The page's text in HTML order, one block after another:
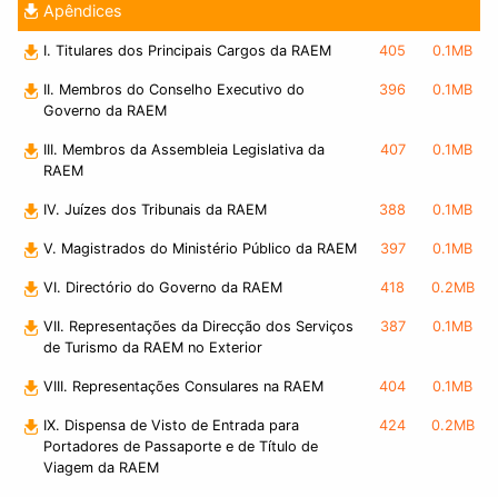
Apêndices
I. Titulares dos Principais Cargos da RAEM 405 0.1MB
II. Membros do Conselho Executivo do
Governo da RAEM
396 0.1MB
III. Membros da Assembleia Legislativa da
RAEM
407 0.1MB
IV. Juízes dos Tribunais da RAEM 388 0.1MB
V. Magistrados do Ministério Público da RAEM 397 0.1MB
VI. Directório do Governo da RAEM 418 0.2MB
VII. Representações da Direcção dos Serviços
de Turismo da RAEM no Exterior
387 0.1MB
VIII. Representações Consulares na RAEM 404 0.1MB
IX. Dispensa de Visto de Entrada para
Portadores de Passaporte e de Título de
Viagem da RAEM
424 0.2MB